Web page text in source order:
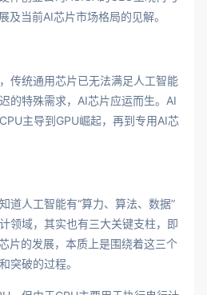
及当前AI芯片市场格局的见解。
传统通用芯片已无法满足人工智能
的特殊需求，AI芯片应运而生。AI
主导到GPU崛起，再到专用AI芯
道人工智能有“算力、算法、数据”
领域，其实也有三大关键支柱，即
片的发展，本质上是围绕着这三个
突破的过程。